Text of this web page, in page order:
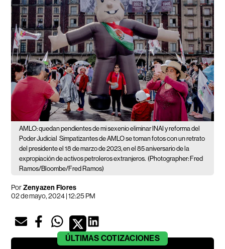
AMLO: quedan pendientes de mi sexenio eliminar INAI y reforma del
Poder Judicial Simpatizantes de AMLO se toman fotos con un retrato
del presidente el 18 de marzo de 2023, en el 85 aniversario de la
expropiación de activos petroleros extranjeros. (Photographer: Fred
Ramos/Bloombe/Fred Ramos)
PorZenyazen Flores
02 de mayo, 2024 | 12:25 PM
ÚLTIMAS COTIZACIONES